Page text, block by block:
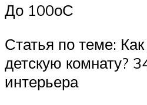
До 100оС
Статья по теме:
детскую комнату?
интерьера